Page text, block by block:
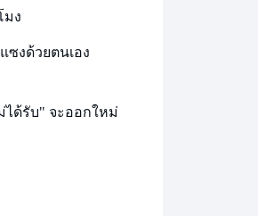
มง
ซงด้วยตนเอง
ได้รับ" จะออกใหม่